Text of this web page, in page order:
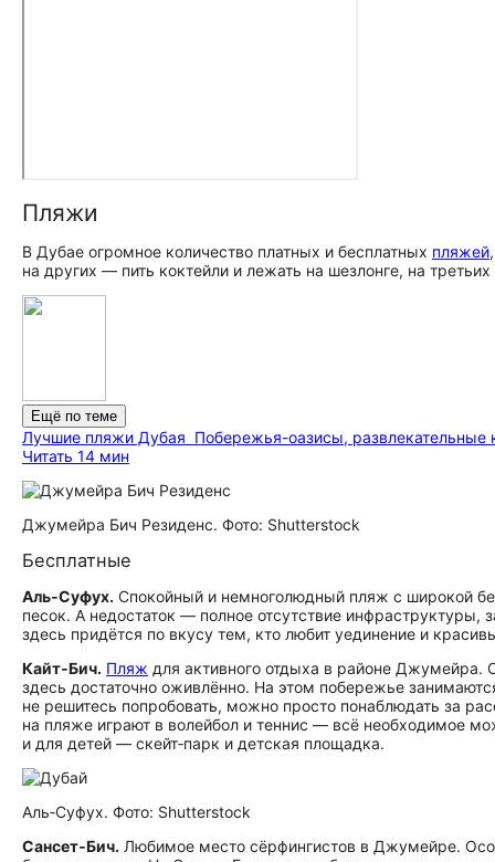
Пляжи
В Дубае огромное количество платных и бесплатных пляжей
на других — пить коктейли и лежать на шезлонге, на
Ещё по теме
Лучшие пляжи Дубая Побережья-оазисы,
Читать 14 мин
Джумейра Бич Резиденс. Фото: Shutterstock
Бесплатные
Аль‑Суфух. Спокойный и немноголюдный пляж с широкой
песок. А недостаток — полное отсутствие
здесь придётся по вкусу тем, кто любит уединение и
Кайт‑Бич. Пляж для активного отдыха в районе Джумейра.
здесь достаточно оживлённо. На этом побережье
не решитесь попробовать, можно просто понаблюдать за
на пляже играют в волейбол и теннис — всё необходимое
и для детей — скейт‑парк и детская площадка.
Аль‑Суфух. Фото: Shutterstock
Сансет‑Бич. Любимое место сёрфингистов в Джумейре.